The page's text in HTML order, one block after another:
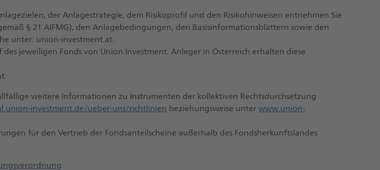
der Anlagestrategie, dem Risikoprofil und den Risikohinweisen entnehmen Sie
§ 21 AIFMG), den Anlagebedingungen, den Basisinformationsblättern sowie den
unter: union-investment.at.
jeweiligen Fonds von Union Investment. Anleger in Österreich erhalten diese
weitere Informationen zu Instrumenten der kollektiven Rechtsdurchsetzung
investment.de/ueber-uns/richtlinien beziehungsweise unter www.union-
für den Vertrieb der Fondsanteilscheine außerhalb des Fondsherkunftslandes